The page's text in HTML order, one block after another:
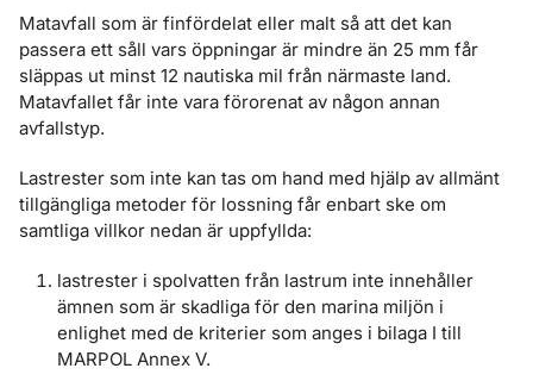
Matavfall som är finfördelat eller malt så att det kan
passera ett såll vars öppningar är mindre än 25 mm får
släppas ut minst 12 nautiska mil från närmaste land.
Matavfallet får inte vara förorenat av någon annan
avfallstyp.
Lastrester som inte kan tas om hand med hjälp av allmänt
tillgängliga metoder för lossning får enbart ske om
samtliga villkor nedan är uppfyllda:
lastrester i spolvatten från lastrum inte innehåller
ämnen som är skadliga för den marina miljön i
enlighet med de kriterier som anges i bilaga I till
MARPOL Annex V.